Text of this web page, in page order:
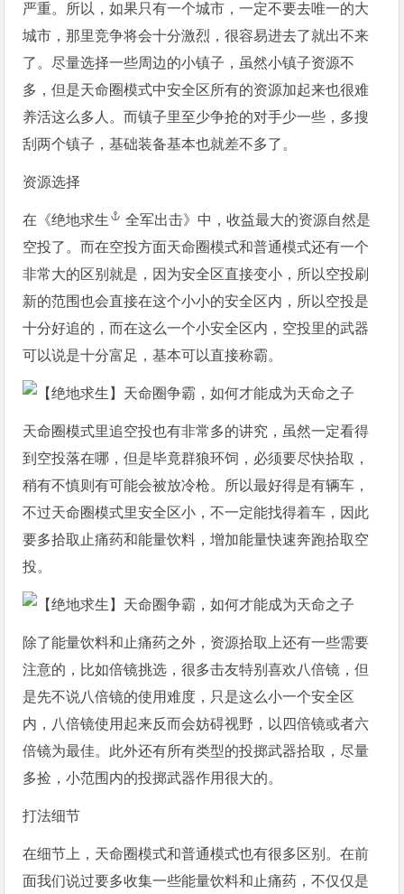
严重。所以，如果只有一个城市，一定不要去唯一的大
城市，那里竞争将会十分激烈，很容易进去了就出不来
了。尽量选择一些周边的小镇子，虽然小镇子资源不
多，但是天命圈模式中安全区所有的资源加起来也很难
养活这么多人。而镇子里至少争抢的对手少一些，多搜
刮两个镇子，基础装备基本也就差不多了。
资源选择
在《绝地求生
全军出击》中，收益最大的资源自然是
空投了。而在空投方面天命圈模式和普通模式还有一个
非常大的区别就是，因为安全区直接变小，所以空投刷
新的范围也会直接在这个小小的安全区内，所以空投是
十分好追的，而在这么一个小安全区内，空投里的武器
可以说是十分富足，基本可以直接称霸。
天命圈模式里追空投也有非常多的讲究，虽然一定看得
到空投落在哪，但是毕竟群狼环饲，必须要尽快拾取，
稍有不慎则有可能会被放冷枪。所以最好得是有辆车，
不过天命圈模式里安全区小，不一定能找得着车，因此
要多拾取止痛药和能量饮料，增加能量快速奔跑拾取空
投。
除了能量饮料和止痛药之外，资源拾取上还有一些需要
注意的，比如倍镜挑选，很多击友特别喜欢八倍镜，但
是先不说八倍镜的使用难度，只是这么小一个安全区
内，八倍镜使用起来反而会妨碍视野，以四倍镜或者六
倍镜为最佳。此外还有所有类型的投掷武器拾取，尽量
多捡，小范围内的投掷武器作用很大的。
打法细节
在细节上，天命圈模式和普通模式也有很多区别。在前
面我们说过要多收集一些能量饮料和止痛药，不仅仅是